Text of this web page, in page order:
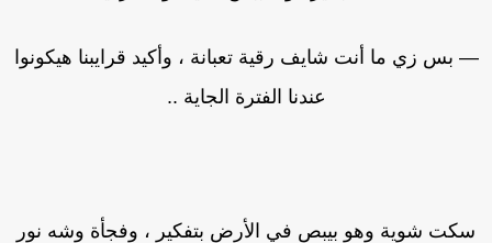
بس زي ما أنت شايف رقية تعبانة ، وأكيد قرايبنا هيكونوا
عندنا الفترة الجاية ..
شوية وهو بيبص في الأرض بتفكير ، وفجأة وشه نور